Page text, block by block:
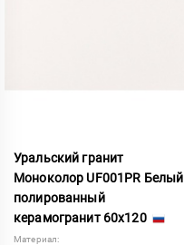
Уральский гранит
Моноколор UF001PR Белый
полированный
керамогранит 60x120
Материал: